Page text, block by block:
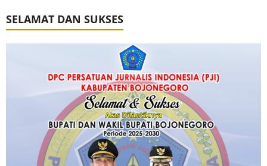
SELAMAT DAN SUKSES